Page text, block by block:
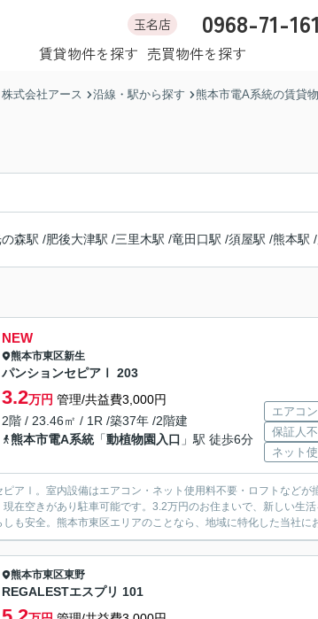
玉名店 0968-71-
賃貸物件を探す 売買物件を探す
式会社アース 沿線・駅から探す 熊本市電A系統の賃貸
森駅 /肥後大津駅 /三里木駅 /竜田口駅 /須屋駅 /熊本駅 /
NEW
熊本市東区新生
パンションセピアⅠ 203
3.2万円 管理/共益費3,000円
2階 / 23.46㎡ / 1R /築37年 /2階建
熊本市電A系統「動植物園入口 」駅 徒歩6分
エアコン
保証人
ネット
アⅠ。室内設備はエアコン・ネット使用料不要・ロフトなどが
在空きがあり駐車可能です。3.2万円のお住まいで、新しい生
も安全。熊本市東区エリアのことなら、地域に特化した当社に
熊本市東区東野
REGALESTエスプリ 101